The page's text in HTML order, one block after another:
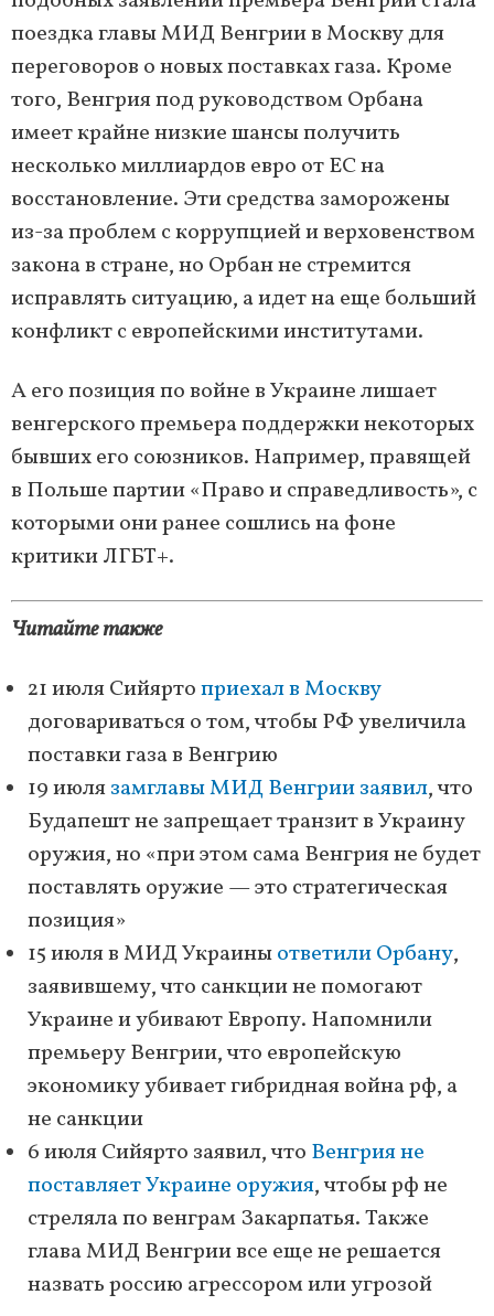
поездка главы МИД Венгрии в Москву для
переговоров о новых поставках газа. Кроме
того, Венгрия под руководством Орбана
имеет крайне низкие шансы получить
несколько миллиардов евро от ЕС на
восстановление. Эти средства заморожены
из-за проблем с коррупцией и верховенством
закона в стране, но Орбан не стремится
исправлять ситуацию, а идет на еще больший
конфликт с европейскими институтами.
А его позиция по войне в Украине лишает
венгерского премьера поддержки некоторых
бывших его союзников. Например, правящей
в Польше партии «Право и справедливость», с
которыми они ранее сошлись на фоне
критики ЛГБТ+.
Читайте также
21 июля Сийяртоприехал в Москву
договариваться о том, чтобы РФ увеличила
поставки газа в Венгрию
19 июлязамглавы МИД Венгрии заявил, что
Будапешт не запрещает транзит в Украину
оружия, но «при этом сама Венгрия не будет
поставлять оружие — это стратегическая
позиция»
15 июля в МИД Украиныответили Орбану,
заявившему, что санкции не помогают
Украине и убивают Европу. Напомнили
премьеру Венгрии, что европейскую
экономику убивает гибридная война рф, а
не санкции
6 июля Сийярто заявил, что Венгрия не
поставляет Украине оружия, чтобы рф не
стреляла по венграм Закарпатья. Также
глава МИД Венгрии все еще не решается
назвать россию агрессором или угрозой